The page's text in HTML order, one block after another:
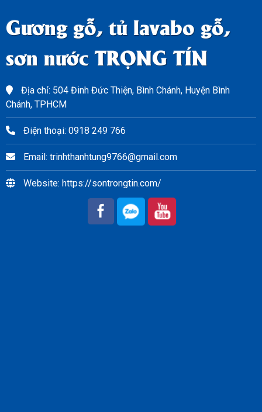
Gương gỗ, tủ lavabo gỗ,
sơn nước TRỌNG TÍN
Địa chỉ: 504 Đinh Đức Thiện, Bình Chánh, Huyện Bình
Chánh, TPHCM
Điện thoại: 0918 249 766
Email: trinhthanhtung9766@gmail.com
Website: https://sontrongtin.com/